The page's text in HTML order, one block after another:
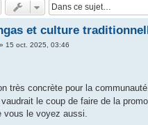
et culture
15 oct. 2025, 03:46
très concrète pour la
le coup de faire de la
vous le voyez aussi.